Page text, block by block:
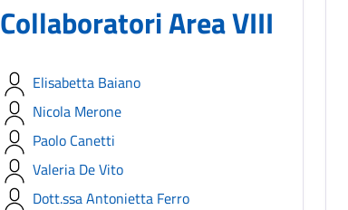
Collaboratori Area VIII
Elisabetta Baiano
Nicola Merone
Paolo Canetti
Valeria De Vito
Dott.ssa Antonietta Ferro